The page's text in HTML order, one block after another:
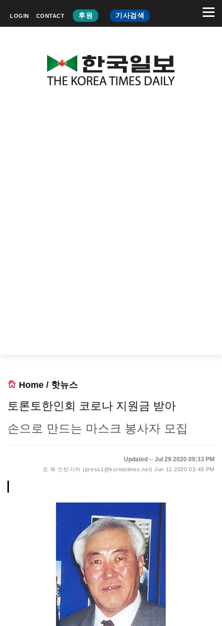
LOGIN CONTACT 후원 기사검색
Home / 핫뉴스
토론토한인회 코로나 지원금 받아
손으로 만드는 마스크 봉사자 모집
Updated -- Jul 29 2020 09:33 PM
조 욱 인턴기자 (press1@koreatimes.net) Jun 11 2020 03:49 PM